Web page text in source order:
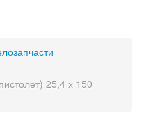
25,4 х 150